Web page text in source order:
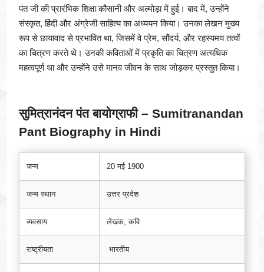
पंत जी की प्रारंभिक शिक्षा कौसानी और अल्मोड़ा में हुई। बाद में, उन्होंने
संस्कृत, हिंदी और अंग्रेजी साहित्य का अध्ययन किया। उनका लेखन मुख्य
रूप से छायावाद से प्रभावित था, जिसमें वे प्रेम, सौंदर्य, और रहस्यमय तत्वों
का चित्रण करते थे। उनकी कविताओं में प्रकृति का चित्रण अत्यधिक
महत्वपूर्ण था और उन्होंने उसे मानव जीवन के साथ जोड़कर प्रस्तुत किया।
सुमित्रानंदन पंत बायोग्राफी – Sumitranandan
Pant Biography in Hindi
जन्म 20 मई 1900
जन्म स्थान उत्तर प्रदेश
व्यवसाय लेखक, कवि
राष्ट्रीयता भारतीय